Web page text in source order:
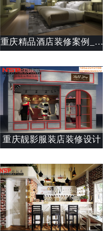
重庆精品酒店装修案例_酒店设计说明_斯戴特公装设计公司
重庆靓影服装店装修设计